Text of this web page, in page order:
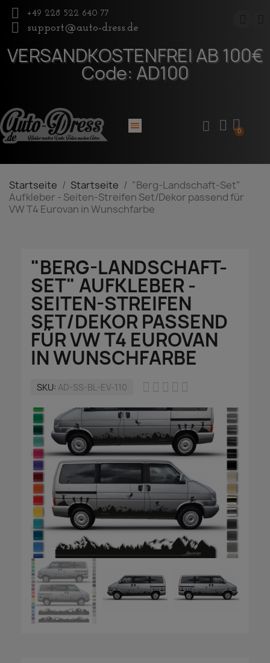
+49 228 522 640 77
support@auto-dress.de
VERSANDKOSTENFREI AB 100€
Code: AD100
Startseite Startseite
"Berg-Landschaft-Set"
Aufkleber - Seiten-Streifen Set/Dekor passend für
VW T4 Eurovan in Wunschfarbe
"BERG-LANDSCHAFT-
SET" AUFKLEBER -
SEITEN-STREIFEN
SET/DEKOR PASSEND
FÜR VW T4 EUROVAN
IN WUNSCHFARBE
SKU AD-SS-BL-EV-110     